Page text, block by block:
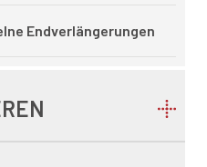
Endverlängerungen